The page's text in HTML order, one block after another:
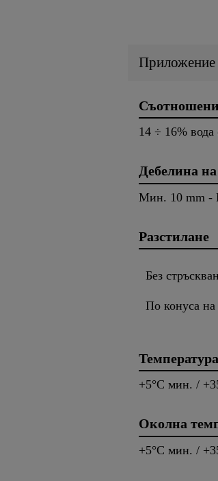
Приложение
14 ÷ 16%
Дебелина
Мин. 10 mm -
Разстилане
Без
По конуса
+5°C мин. /
Околна
+5°C мин. /